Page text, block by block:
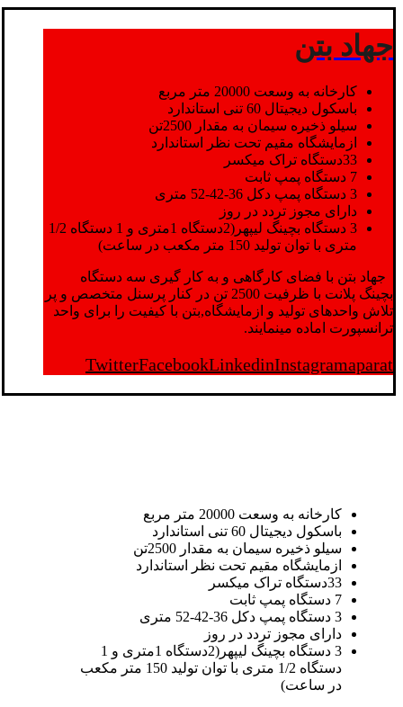
جهاد بتن
کارخانه به وسعت 20000 متر مربع
باسکول دیجیتال 60 تنی استاندارد
سیلو ذخیره سیمان به مقدار 2500تن
ازمایشگاه مقیم تحت نظر استاندارد
33دستگاه تراک میکسر
7 دستگاه پمپ ثابت
3 دستگاه پمپ دکل 36-42-52 متری
دارای مجوز تردد در روز
3 دستگاه بچینگ لیپهر(2دستگاه 1متری و 1 دستگاه 1/2
متری با توان تولید 150 متر مکعب در ساعت)
جهاد بتن با فضای کارگاهی و به کار گیری سه دستگاه
بچینگ پلانت با ظرفیت 2500 تن در کنار پرسنل متخصص و پر
تلاش واحدهای تولید و ازمایشگاه,بتن با کیفیت را برای واحد
ترانسپورت اماده مینمایند.
TwitterFacebookLinkedinInstagramaparat
کارخانه به وسعت 20000 متر مربع
باسکول دیجیتال 60 تنی استاندارد
سیلو ذخیره سیمان به مقدار 2500تن
ازمایشگاه مقیم تحت نظر استاندارد
33دستگاه تراک میکسر
7 دستگاه پمپ ثابت
3 دستگاه پمپ دکل 36-42-52 متری
دارای مجوز تردد در روز
3 دستگاه بچینگ لیپهر(2دستگاه 1متری و 1
دستگاه 1/2 متری با توان تولید 150 متر مکعب
در ساعت)